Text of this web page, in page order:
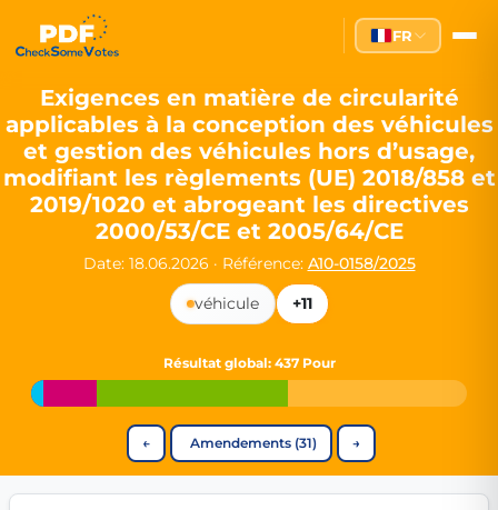
Partei des Fortschritts —
The Partei des Fortschritts (PdF), founded in 2020, is a
Key Office Holders
Lukas Sieper — Member of the European Parliament since
Luca Piwodda — Mayor of Gartz (Oder), local leader and
Tim Sieper
— Mayor of Eckenroth, recognized as
Motto and Core Values
Our motto:"Demokratie direkt gestalten"("Directly shaping
The Partei des Fortschritts stands for:
Open government and accountable decision-making
Strengthening European cooperation and democracy
Sustainability, social justice, and evidence-based policy
Innovation in Transparency
We builtCheck Some Votes (CSV), one of Germany's most
FR
Exigences en matière de circularité
applicables à la conception des véhicules
et gestion des véhicules hors d’usage,
modifiant les règlements (UE) 2018/858 et
2019/1020 et abrogeant les directives
2000/53/CE et 2005/64/CE
Date: 18.06.2026 · Référence: A10-0158/2025
véhicule
+11
Résultat global: 437 Pour
← Amendements (31) →